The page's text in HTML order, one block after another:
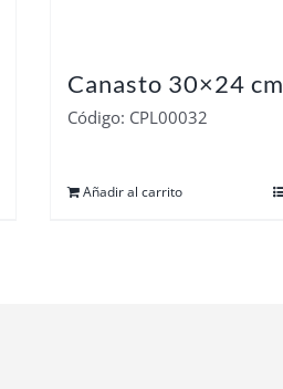
Canasto 30×24 cm
Código: CPL00032
Añadir al carrito